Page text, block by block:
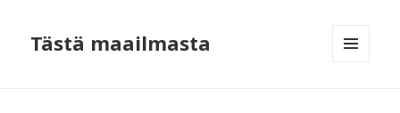
Tästä maailmasta